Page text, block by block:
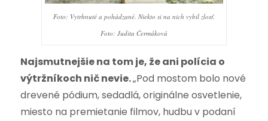
Foto: Vytrhnuté a pohádzané. Niekto si na nich vybil zlosť.
Foto: Judita Čermáková
Najsmutnejšie na tom je, žeani polícia o
výtržníkoch nič nevie.„Pod mostom bolo nové
drevené pódium, sedadlá, originálne osvetlenie,
miesto na premietanie filmov, hudbu v podaní